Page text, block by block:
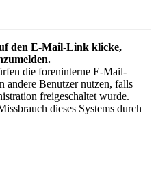
den E-Mail-Link klicke,
die foreninterne E-Mail-
andere Benutzer nutzen, falls
freigeschaltet wurde.
dieses Systems durch